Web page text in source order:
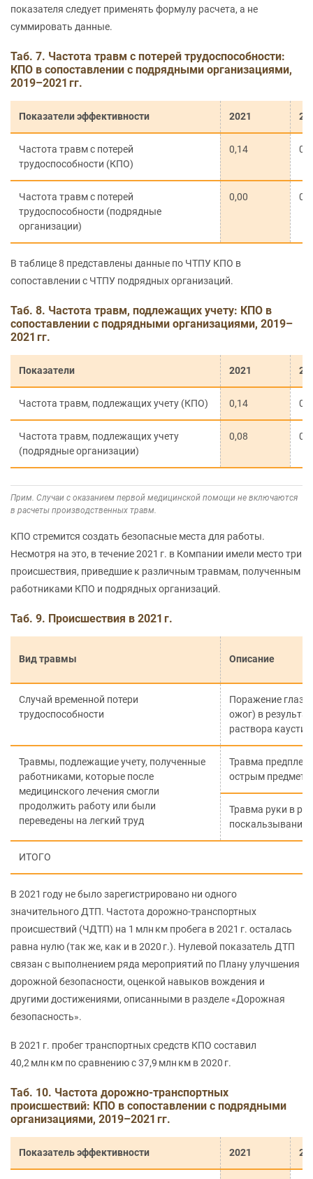
показателя следует применять формулу расчета, а не
суммировать данные.
Таб. 7. Частота травм с потерей трудоспособности:
КПО в сопоставлении с подрядными организациями,
2019–2021 гг.
Показатели эффективности 2021
Частота травм с потерей
трудоспособности (КПО)
0,14
Частота травм с потерей
трудоспособности (подрядные
организации)
0,00
В таблице 8 представлены данные по ЧТПУ КПО в
сопоставлении с ЧТПУ подрядных организаций.
Таб. 8. Частота травм, подлежащих учету: КПО в
сопоставлении с подрядными организациями, 2019–
2021 гг.
Показатели 2021
Частота травм, подлежащих учету (КПО) 0,14
Частота травм, подлежащих учету
(подрядные организации)
0,08
Прим. Случаи с оказанием первой медицинской помощи не включаются
в расчеты производственных травм.
КПО стремится создать безопасные места для работы.
Несмотря на это, в течение 2021 г. в Компании имели место три
происшествия, приведшие к различным травмам, полученным
работниками КПО и подрядных организаций.
Таб. 9. Происшествия в 2021 г.
Вид травмы Описание
Случай временной потери
трудоспособности
Поражение глаз
ожог) в
раствора
Травмы, подлежащие учету, полученные
работниками, которые после
медицинского лечения смогли
продолжить работу или были
переведены на легкий труд
Травма
острым
Травма руки в
поскальзывания
ИТОГО
В 2021 году не было зарегистрировано ни одного
значительного ДТП. Частота дорожно-транспортных
происшествий (ЧДТП) на 1 млн км пробега в 2021 г. осталась
равна нулю (так же, как и в 2020 г.). Нулевой показатель ДТП
связан с выполнением ряда мероприятий по Плану улучшения
дорожной безопасности, оценкой навыков вождения и
другими достижениями, описанными в разделе «Дорожная
безопасность».
В 2021 г. пробег транспортных средств КПО составил
40,2 млн км по сравнению с 37,9 млн км в 2020 г.
Таб. 10. Частота дорожно-транспортных
происшествий: КПО в сопоставлении с подрядными
организациями, 2019–2021 гг.
Показатель эффективности 2021